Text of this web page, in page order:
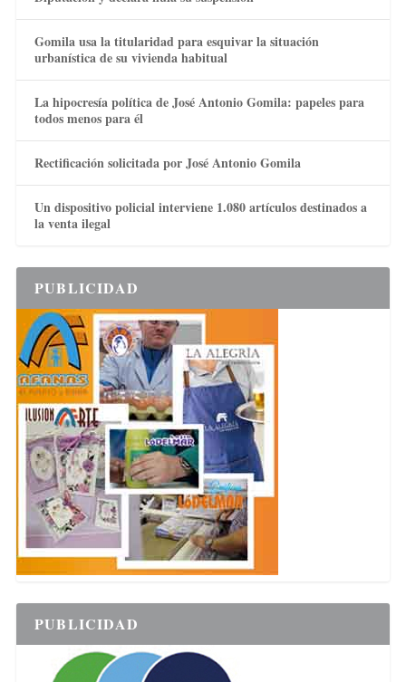
Gomila usa la titularidad para esquivar la situación
urbanística de su vivienda habitual
La hipocresía política de José Antonio Gomila: papeles para
todos menos para él
Rectificación solicitada por José Antonio Gomila
Un dispositivo policial interviene 1.080 artículos destinados a
la venta ilegal
PUBLICIDAD
PUBLICIDAD